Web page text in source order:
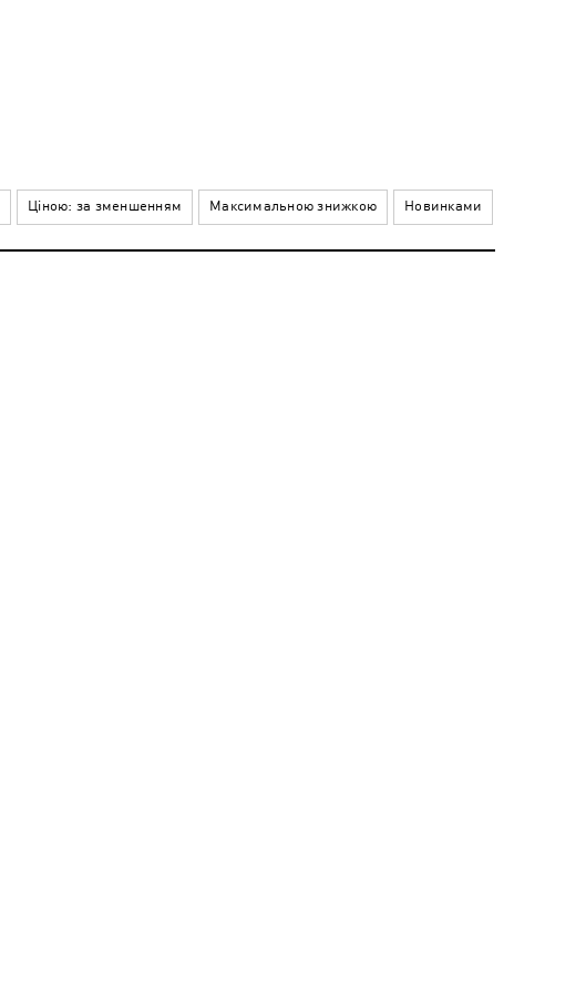
Ціною: за зменшенням Максимальною знижкою Новинками